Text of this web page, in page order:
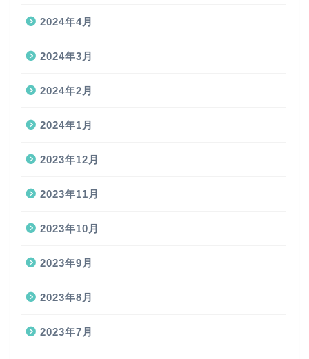
2024年4月
2024年3月
2024年2月
2024年1月
2023年12月
2023年11月
2023年10月
2023年9月
2023年8月
2023年7月